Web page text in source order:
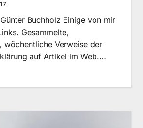
Buchholz Einige von mir
Gesammelte,
wöchentliche Verweise der
auf Artikel im Web.…